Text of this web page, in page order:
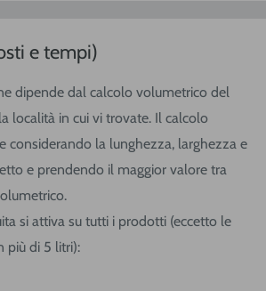
e tempi)
dipende dal calcolo volumetrico del
località in cui vi trovate. Il calcolo
considerando la lunghezza, larghezza e
e prendendo il maggior valore tra
si attiva su tutti i prodotti (eccetto le
più di 5 litri):